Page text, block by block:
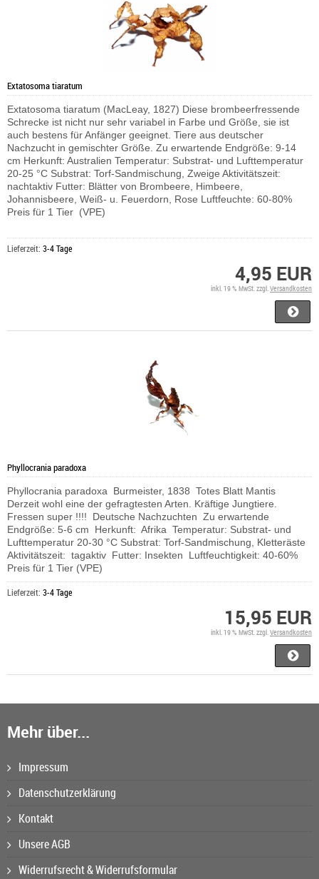
Extatosoma tiaratum
Extatosoma tiaratum (MacLeay, 1827) Diese brombeerfressende
Schrecke ist nicht nur sehr variabel in Farbe und Größe, sie ist
auch bestens für Anfänger geeignet. Tiere aus deutscher
Nachzucht in gemischter Größe. Zu erwartende Endgröße: 9-14
cm Herkunft: Australien Temperatur: Substrat- und Lufttemperatur
20-25 °C Substrat: Torf-Sandmischung, Zweige Aktivitätszeit:
nachtaktiv Futter: Blätter von Brombeere, Himbeere,
Johannisbeere, Weiß- u. Feuerdorn, Rose Luftfeuchte: 60-80%
Preis für 1 Tier (VPE)
Lieferzeit: 3-4 Tage
4,95 EUR
inkl. 19 % MwSt. zzgl.Versandkosten
Phyllocrania paradoxa
Phyllocrania paradoxa Burmeister, 1838 Totes Blatt Mantis
Derzeit wohl eine der gefragtesten Arten. Kräftige Jungtiere.
Fressen super !!!! Deutsche Nachzuchten Zu erwartende
Endgröße: 5-6 cm Herkunft: Afrika Temperatur: Substrat- und
Lufttemperatur 20-30 °C Substrat: Torf-Sandmischung, Kletteräste
Aktivitätszeit: tagaktiv Futter: Insekten Luftfeuchtigkeit: 40-60%
Preis für 1 Tier (VPE)
Lieferzeit: 3-4 Tage
15,95 EUR
inkl. 19 % MwSt. zzgl.Versandkosten
Mehr über...
Impressum
Datenschutzerklärung
Kontakt
Unsere AGB
Widerrufsrecht & Widerrufsformular